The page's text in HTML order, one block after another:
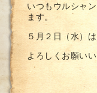
いつもウルシャ
ます。
５月２日（水）
よろしくお願いい